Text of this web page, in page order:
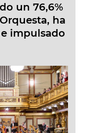
un 76,6%
ha
impulsado